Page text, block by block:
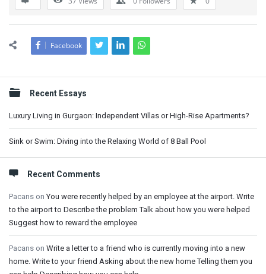
Facebook
Sidebar
Recent Essays
Luxury Living in Gurgaon: Independent Villas or High-Rise Apartments?
Sink or Swim: Diving into the Relaxing World of 8 Ball Pool
Recent Comments
Pacans onYou were recently helped by an employee at the airport. Write
to the airport to Describe the problem Talk about how you were helped
Suggest how to reward the employee
Pacans on Write a letter to a friend who is currently moving into a new
home. Write to your friend Asking about the new home Telling them you